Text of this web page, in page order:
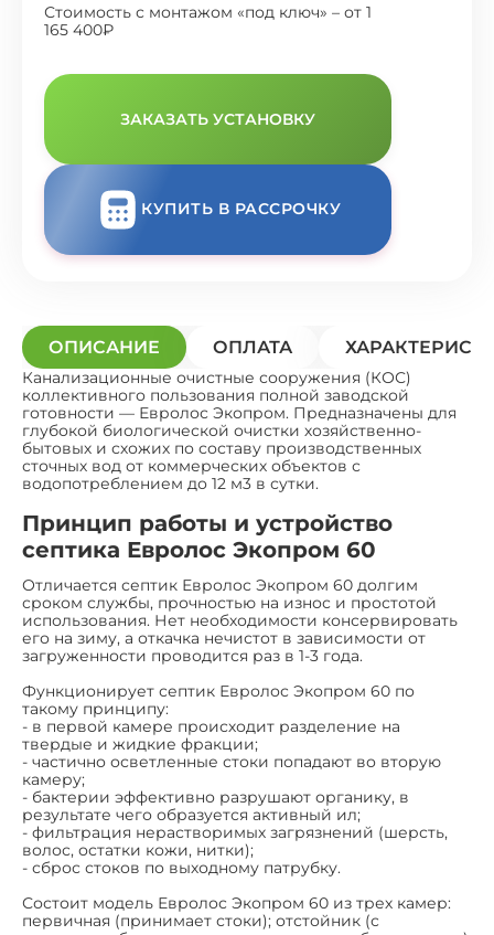
Стоимость с монтажом «под ключ» – от 1
165 400₽
ЗАКАЗАТЬ УСТАНОВКУ
КУПИТЬ В РАССРОЧКУ
ОПИСАНИЕ ОПЛАТА
Канализационные очистные сооружения (КОС)
коллективного пользования полной заводской
готовности — Евролос Экопром. Предназначены для
глубокой биологической очистки хозяйственно-
бытовых и схожих по составу производственных
сточных вод от коммерческих объектов с
водопотреблением до 12 м3 в сутки.
Принцип работы и устройство
септика Евролос Экопром 60
Отличается септик Евролос Экопром 60 долгим
сроком службы, прочностью на износ и простотой
использования. Нет необходимости консервировать
его на зиму, а откачка нечистот в зависимости от
загруженности проводится раз в 1-3 года.
Функционирует септик Евролос Экопром 60 по
такому принципу:
- в первой камере происходит разделение на
твердые и жидкие фракции;
- частично осветленные стоки попадают во вторую
камеру;
- бактерии эффективно разрушают органику, в
результате чего образуется активный ил;
- фильтрация нерастворимых загрязнений (шерсть,
волос, остатки кожи, нитки);
- сброс стоков по выходному патрубку.
Состоит модель Евролос Экопром 60 из трех камер:
первичная (принимает стоки); отстойник (с